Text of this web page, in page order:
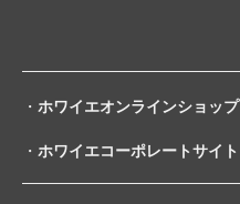
・ ホワイエオンラインショップ
・ ホワイエコーポレートサイト